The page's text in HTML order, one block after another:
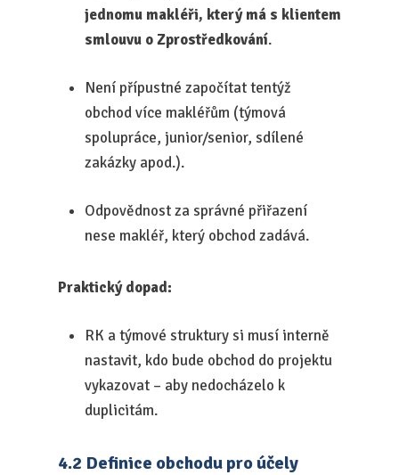
jednomu makléři, který má s klientem
smlouvu o Zprostředkování.
Není přípustné započítat tentýž
obchod více makléřům (týmová
spolupráce, junior/senior, sdílené
zakázky apod.).
Odpovědnost za správné přiřazení
nese makléř, který obchod zadává.
Praktický dopad:
RK a týmové struktury si musí interně
nastavit, kdo bude obchod do projektu
vykazovat – aby nedocházelo k
duplicitám.
4.2 Definice obchodu pro účely